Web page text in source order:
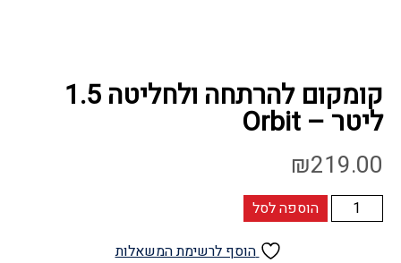
קומקום להרתחה ולחליטה 1.5
ליטר – Orbit
₪219.00
כמות
של
הוספה לסל
הוסף לרשימת המשאלות